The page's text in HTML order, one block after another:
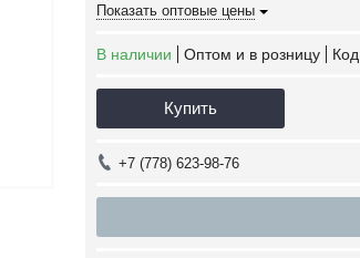
Показать оптовые цены
В наличии Оптом и в розницу
Купить
+7 (778) 623-98-76